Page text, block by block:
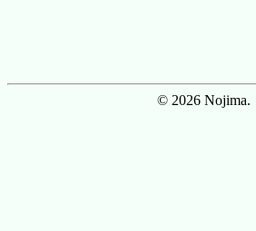
© 2026 Nojima.